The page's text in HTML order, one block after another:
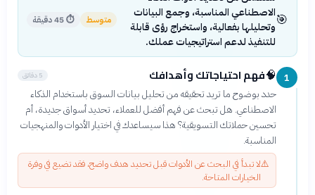
🎯الاصطناعي المناسبة، وجمع البيانات
وتحليلها بفعالية، واستخراج رؤى قابلة
للتنفيذ لدعم استراتيجيات عملك.
متوسط ⏱45 دقيقة
1
🧠فهم احتياجاتك وأهدافك 5 دقائق
حدد بوضوح ما تريد تحقيقه من تحليل بيانات السوق باستخدام الذكاء
الاصطناعي. هل تبحث عن فهم أفضل للعملاء، تحديد أسواق جديدة، أم
تحسين حملاتك التسويقية؟ هذا سيساعدك في اختيار الأدوات والمنهجيات
المناسبة.
⚠️لا تبدأ في البحث عن الأدوات قبل تحديد هدف واضح، فقد تضيع في وفرة
الخيارات المتاحة.